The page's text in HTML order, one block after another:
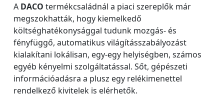
A DACO termékcsaládnál a piaci szereplők már
megszokhatták, hogy kiemelkedő
költséghatékonysággal tudunk mozgás- és
fényfüggő, automatikus világításszabályozást
kialakítani lokálisan, egy-egy helyiségben, számos
egyéb kényelmi szolgáltatással. Sőt, gépészeti
információadásra a plusz egy relékimenettel
rendelkező kivitelek is elérhetők.